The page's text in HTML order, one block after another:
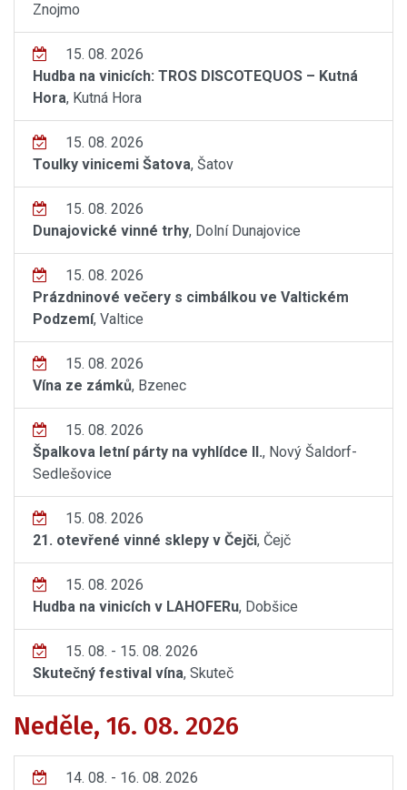
Znojmo
15. 08. 2026
Hudba na vinicích: TROS DISCOTEQUOS – Kutná
Hora, Kutná Hora
15. 08. 2026
Toulky vinicemi Šatova, Šatov
15. 08. 2026
Dunajovické vinné trhy, Dolní Dunajovice
15. 08. 2026
Prázdninové večery s cimbálkou ve Valtickém
Podzemí, Valtice
15. 08. 2026
Vína ze zámků, Bzenec
15. 08. 2026
Špalkova letní párty na vyhlídce II., Nový Šaldorf-
Sedlešovice
15. 08. 2026
21. otevřené vinné sklepy v Čejči, Čejč
15. 08. 2026
Hudba na vinicích v LAHOFERu, Dobšice
15. 08. - 15. 08. 2026
Skutečný festival vína, Skuteč
Neděle, 16. 08. 2026
14. 08. - 16. 08. 2026